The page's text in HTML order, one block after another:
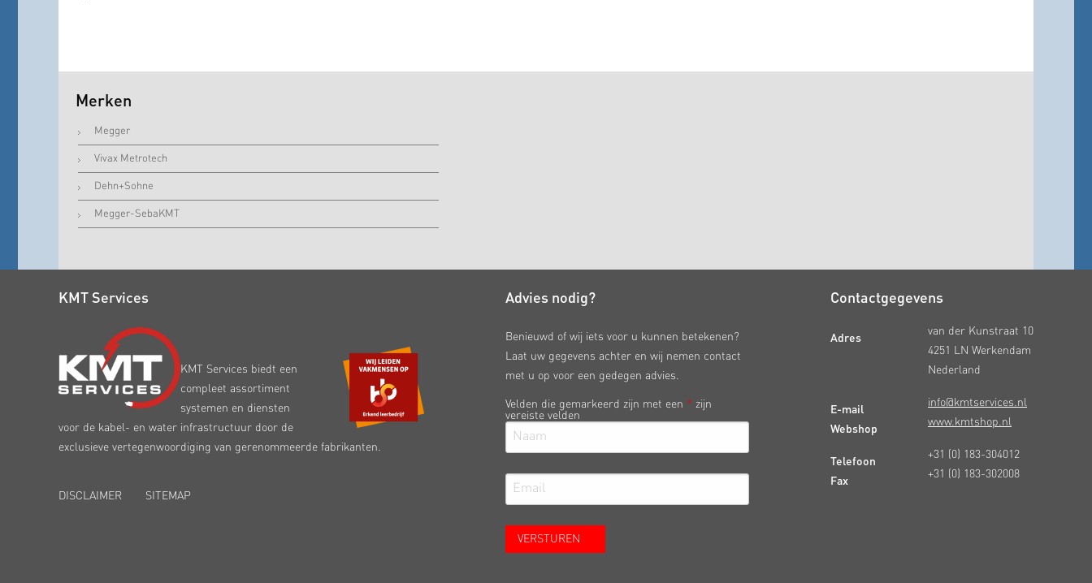
Merken
Megger
Vivax Metrotech
Dehn+Sohne
Megger-SebaKMT
KMT Services
KMT Services biedt een
compleet assortiment
systemen en diensten
voor de kabel- en water infrastructuur door de
exclusieve vertegenwoordiging van gerenommeerde fabrikanten.
DISCLAIMER SITEMAP
Advies nodig?
Benieuwd of wij iets voor u kunnen betekenen?
Laat uw gegevens achter en wij nemen contact
met u op voor een gedegen advies.
Velden die gemarkeerd zijn met een * zijn
vereiste velden
Contactgegevens
Adres
E-mail
Webshop
Telefoon
Fax
van der Kunstraat 10
4251 LN Werkendam
Nederland
info@kmtservices.nl
www.kmtshop.nl
+31 (0) 183-304012
+31 (0) 183-302008